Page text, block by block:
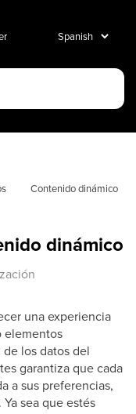
Contenido dinámico
dinámico
una experiencia
elementos
los datos del
garantiza que cada
a sus preferencias,
sea que estés